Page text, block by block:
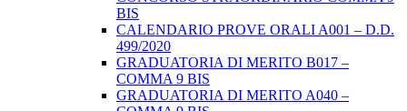
BIS
CALENDARIO PROVE ORALI A001 – D.D.
499/2020
GRADUATORIA DI MERITO B017 –
COMMA 9 BIS
GRADUATORIA DI MERITO A040 –